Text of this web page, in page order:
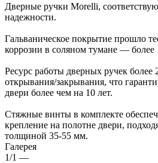
Дверные ручки Morelli,
надежности.
Гальваническое покрытие прошло
коррозии в соляном тумане — более
Ресурс работы дверных ручек более
открывания/закрывания, что
двери более чем на 10 лет.
Стяжные винты в комплекте
крепление на полотне двери,
толщиной 35-55 мм.
Галерея
1/1 —